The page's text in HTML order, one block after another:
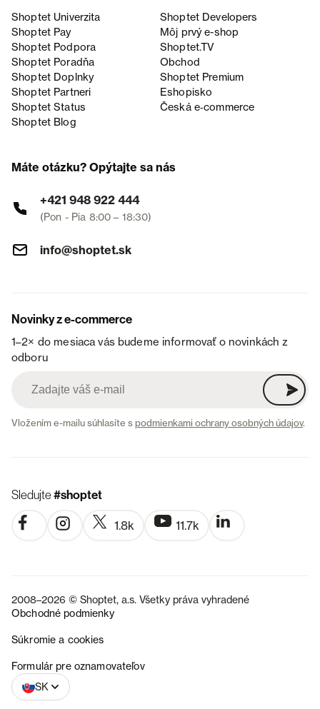
Shoptet Univerzita
Shoptet Developers
Shoptet Pay
Môj prvý e-shop
Shoptet Podpora
Shoptet.TV
Shoptet Poradňa
Obchod
Shoptet Doplnky
Shoptet Premium
Shoptet Partneri
Eshopisko
Shoptet Status
Česká e‑commerce
Shoptet Blog
Máte otázku? Opýtajte sa nás
+421 948 922 444
(Pon - Pia 8:00 – 18:30)
info@shoptet.sk
Novinky z e-commerce
1–2× do mesiaca vás budeme informovať o novinkách z
odboru
Vložením e-mailu súhlasíte spodmienkami ochrany osobných údajov.
Sledujte#shoptet
1.8k 11.7k
2008–2026 © Shoptet, a.s. Všetky práva vyhradené
Obchodné podmienky
Súkromie a cookies
Formulár pre oznamovateľov
SK